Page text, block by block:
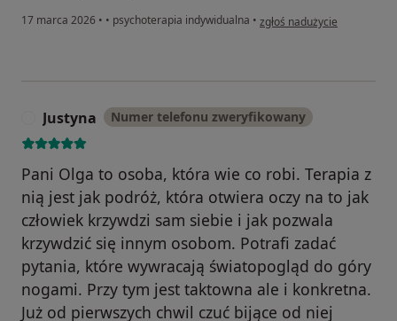
17 marca 2026 • • psychoterapia indywidualna • w opinii użytkownika Bartek
zgłoś nadużycie
Justyna Numer telefonu zweryfikowany
Pani Olga to osoba, która wie co robi. Terapia z
nią jest jak podróż, która otwiera oczy na to jak
człowiek krzywdzi sam siebie i jak pozwala
krzywdzić się innym osobom. Potrafi zadać
pytania, które wywracają światopogląd do góry
nogami. Przy tym jest taktowna ale i konkretna.
Już od pierwszych chwil czuć bijące od niej